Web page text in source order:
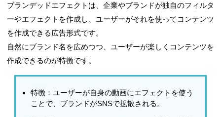
ブランデッドエフェクト は、企業やブランドが独自のフィルタ
ーやエフェクトを作成し、ユーザーがそれを使ってコンテンツ
を作成できる広告形式です。
自然にブランド名を広めつつ、ユーザーが楽しくコンテンツを
作成できるのが特徴です。
特徴 ：ユーザーが自身の動画にエフェクトを使う
ことで、ブランドがSNSで拡散される。